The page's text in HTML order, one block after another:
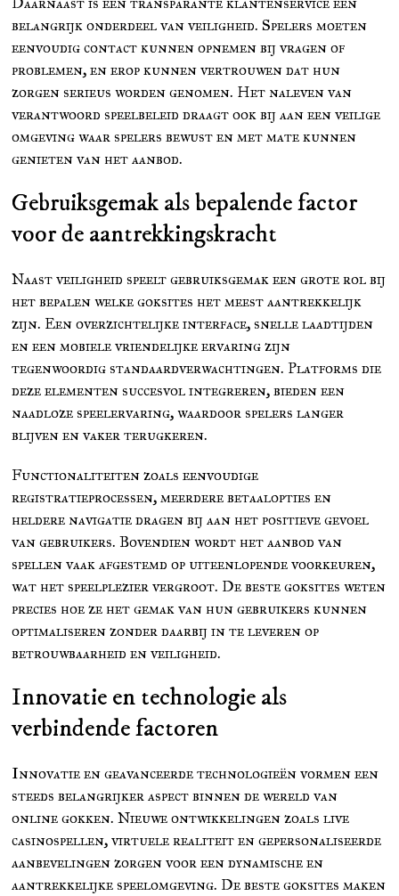
belangrijk onderdeel van veiligheid. Spelers moeten
eenvoudig contact kunnen opnemen bij vragen of
problemen, en erop kunnen vertrouwen dat hun
zorgen serieus worden genomen. Het naleven van
verantwoord speelbeleid draagt ook bij aan een veilige
omgeving waar spelers bewust en met mate kunnen
genieten van het aanbod.
Gebruiksgemak als bepalende factor
voor de aantrekkingskracht
Naast veiligheid speelt gebruiksgemak een grote rol bij
het bepalen welke goksites het meest aantrekkelijk
zijn. Een overzichtelijke interface, snelle laadtijden
en een mobiele vriendelijke ervaring zijn
tegenwoordig standaardverwachtingen. Platforms die
deze elementen succesvol integreren, bieden een
naadloze speelervaring, waardoor spelers langer
blijven en vaker terugkeren.
Functionaliteiten zoals eenvoudige
registratieprocessen, meerdere betaalopties en
heldere navigatie dragen bij aan het positieve gevoel
van gebruikers. Bovendien wordt het aanbod van
spellen vaak afgestemd op uiteenlopende voorkeuren,
wat het speelplezier vergroot. De beste goksites weten
precies hoe ze het gemak van hun gebruikers kunnen
optimaliseren zonder daarbij in te leveren op
betrouwbaarheid en veiligheid.
Innovatie en technologie als
verbindende factoren
Innovatie en geavanceerde technologieën vormen een
steeds belangrijker aspect binnen de wereld van
online gokken. Nieuwe ontwikkelingen zoals live
casinospellen, virtuele realiteit en gepersonaliseerde
aanbevelingen zorgen voor een dynamische en
aantrekkelijke speelomgeving. De beste goksites maken